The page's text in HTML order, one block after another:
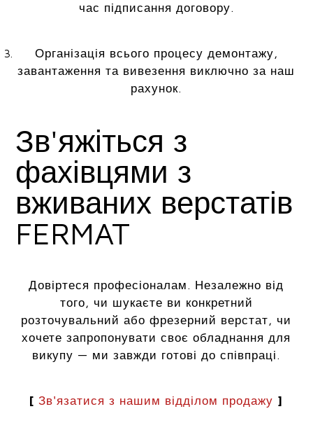
час підписання договору.
Організація всього процесу демонтажу,
завантаження та вивезення виключно за наш
рахунок.
Зв'яжіться з
фахівцями з
вживаних верстатів
FERMAT
Довіртеся професіоналам. Незалежно від
того, чи шукаєте ви конкретний
розточувальний або фрезерний верстат, чи
хочете запропонувати своє обладнання для
викупу — ми завжди готові до співпраці.
[Зв'язатися з нашим відділом продажу ]